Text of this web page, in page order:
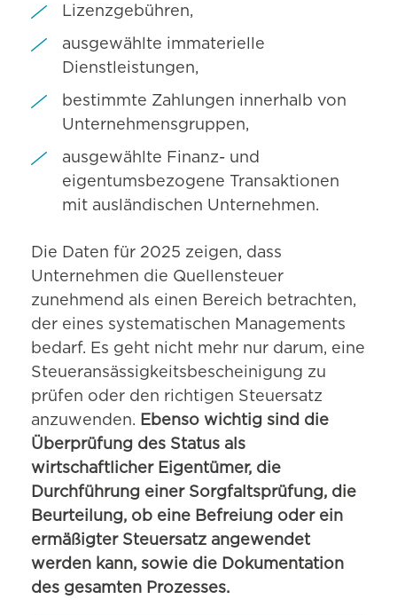
Lizenzgebühren,
ausgewählte immaterielle
Dienstleistungen,
bestimmte Zahlungen innerhalb von
Unternehmensgruppen,
ausgewählte Finanz- und
eigentumsbezogene Transaktionen
mit ausländischen Unternehmen.
Die Daten für 2025 zeigen, dass
Unternehmen die Quellensteuer
zunehmend als einen Bereich betrachten,
der eines systematischen Managements
bedarf. Es geht nicht mehr nur darum, eine
Steueransässigkeitsbescheinigung zu
prüfen oder den richtigen Steuersatz
anzuwenden. Ebenso wichtig sind die
Überprüfung des Status als
wirtschaftlicher Eigentümer, die
Durchführung einer Sorgfaltsprüfung, die
Beurteilung, ob eine Befreiung oder ein
ermäßigter Steuersatz angewendet
werden kann, sowie die Dokumentation
des gesamten Prozesses.